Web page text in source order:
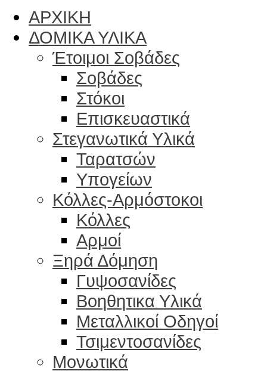
ΑΡΧΙΚΗ
ΔΟΜΙΚΑ ΥΛΙΚΑ
Έτοιμοι Σοβάδες
Σοβάδες
Στόκοι
Επισκευαστικά
Στεγανωτικά Υλικά
Ταρατσών
Υπογείων
Κόλλες-Αρμόστοκοι
Κόλλες
Αρμοί
Ξηρά Δόμηση
Γυψοσανίδες
Βοηθητικα Υλικά
Μεταλλικοί Οδηγοί
Τσιμεντοσανίδες
Μονωτικά